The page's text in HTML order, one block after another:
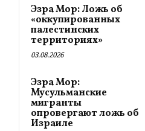
Эзра Мор: Ложь об
«оккупированных
палестинских
территориях»
03.08.2026
Эзра Мор:
Мусульманские
мигранты
опровергают ложь об
Израиле